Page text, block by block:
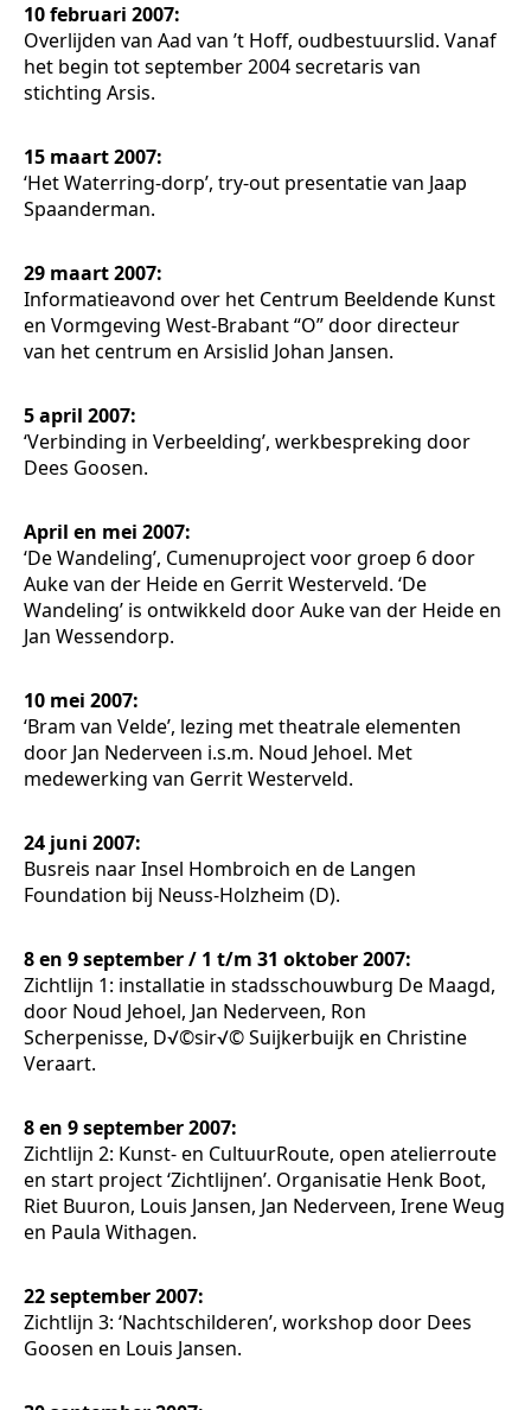
10 februari 2007:
Overlijden van Aad van ’t Hoff, oudbestuurslid. Vanaf
het begin tot september 2004 secretaris van
stichting Arsis.
15 maart 2007:
‘Het Waterring-dorp’, try-out presentatie van Jaap
Spaanderman.
29 maart 2007:
Informatieavond over het Centrum Beeldende Kunst
en Vormgeving West-Brabant “O” door directeur
van het centrum en Arsislid Johan Jansen.
5 april 2007:
‘Verbinding in Verbeelding’, werkbespreking door
Dees Goosen.
April en mei 2007:
‘De Wandeling’, Cumenuproject voor groep 6 door
Auke van der Heide en Gerrit Westerveld. ‘De
Wandeling’ is ontwikkeld door Auke van der Heide en
Jan Wessendorp.
10 mei 2007:
‘Bram van Velde’, lezing met theatrale elementen
door Jan Nederveen i.s.m. Noud Jehoel. Met
medewerking van Gerrit Westerveld.
24 juni 2007:
Busreis naar Insel Hombroich en de Langen
Foundation bij Neuss-Holzheim (D).
8 en 9 september / 1 t/m 31 oktober 2007:
Zichtlijn 1: installatie in stadsschouwburg De Maagd,
door Noud Jehoel, Jan Nederveen, Ron
Scherpenisse, D√©sir√© Suijkerbuijk en Christine
Veraart.
8 en 9 september 2007:
Zichtlijn 2: Kunst- en CultuurRoute, open atelierroute
en start project ‘Zichtlijnen’. Organisatie Henk Boot,
Riet Buuron, Louis Jansen, Jan Nederveen, Irene Weug
en Paula Withagen.
22 september 2007:
Zichtlijn 3: ‘Nachtschilderen’, workshop door Dees
Goosen en Louis Jansen.